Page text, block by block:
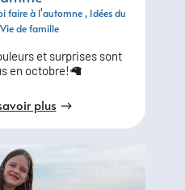
faire à l'automne
Idées du
Vie de famille
et surprises sont
en octobre!🦙
plus